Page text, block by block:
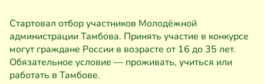
Стартовал отбор участников Молодёжной
администрации Тамбова. Принять участие в конкурсе
могут граждане России в возрасте от 16 до 35 лет.
Обязательное условие — проживать, учиться или
работать в Тамбове.